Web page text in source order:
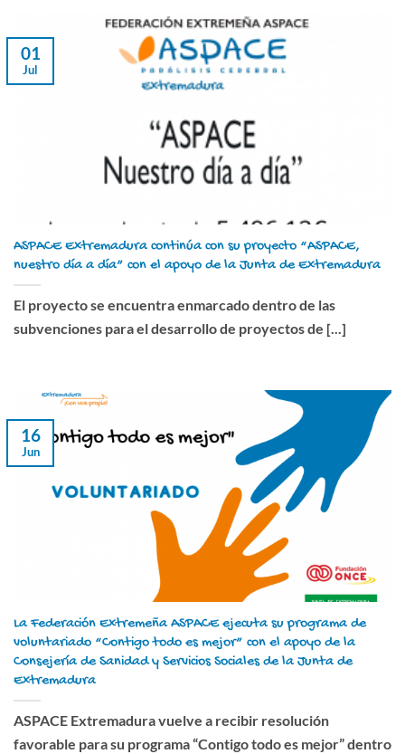
ASPACE Extremadura continúa con su proyecto “ASPACE,
nuestro día a día” con el apoyo de la Junta de Extremadura
El proyecto se encuentra enmarcado dentro de las
subvenciones para el desarrollo de proyectos de [...]
01
Jul
La Federación Extremeña ASPACE ejecuta su programa de
voluntariado “Contigo todo es mejor” con el apoyo de la
Consejería de Sanidad y Servicios Sociales de la Junta de
Extremadura
ASPACE Extremadura vuelve a recibir resolución
favorable para su programa “Contigo todo es mejor” dentro
16
Jun